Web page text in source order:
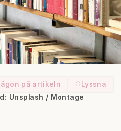
på artikeln
Lyssna
Unsplash / Montage